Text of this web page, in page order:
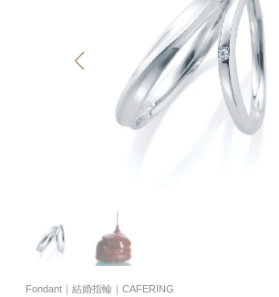
Fondant｜結婚指輪｜CAFERING